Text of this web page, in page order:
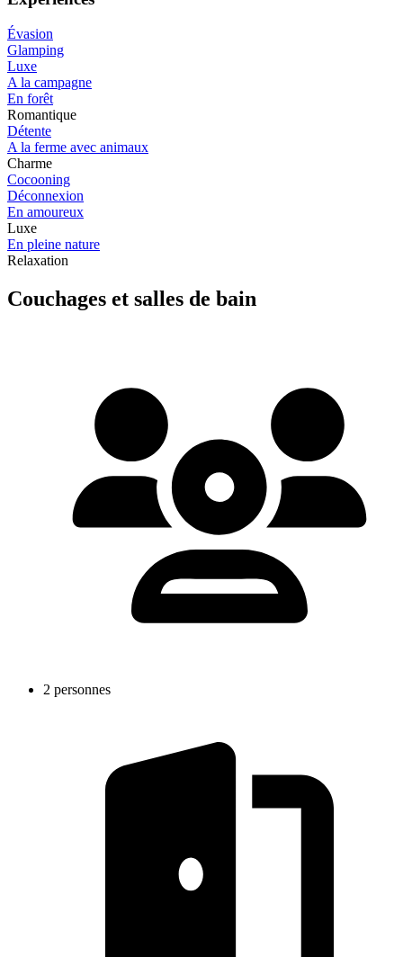
Évasion
Glamping
Luxe
A la campagne
En forêt
Romantique
Détente
A la ferme avec animaux
Charme
Cocooning
Déconnexion
En amoureux
Luxe
En pleine nature
Relaxation
Couchages et salles de bain
2 personnes